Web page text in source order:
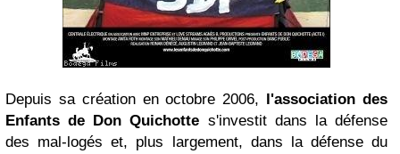
Depuis sa création en octobre 2006, l'association des
Enfants de Don Quichotte s'investit dans la défense
des mal-logés et, plus largement, dans la défense du